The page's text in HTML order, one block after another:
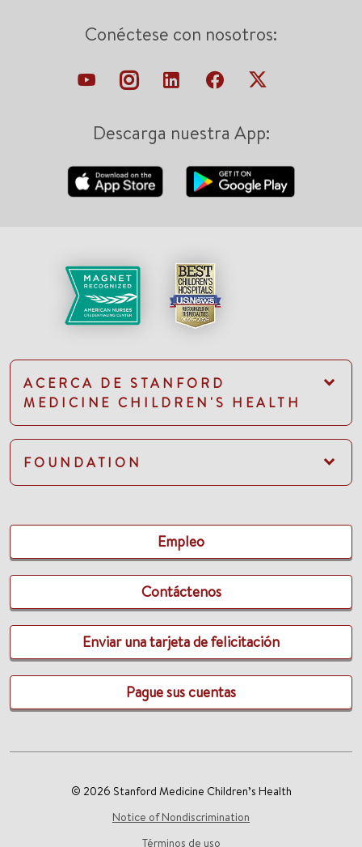
Conéctese con nosotros:
Descarga nuestra App:
ACERCA DE STANFORD
MEDICINE CHILDREN'S HEALTH
FOUNDATION
Empleo
Contáctenos
Enviar una tarjeta de felicitación
Pague sus cuentas
© 2026 Stanford Medicine Children’s Health
Notice of Nondiscrimination
Términos de uso